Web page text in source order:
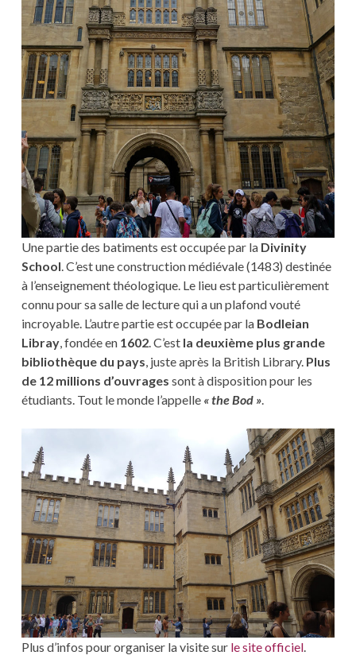
Une partie des batiments est occupée par la Divinity
School. C’est une construction médiévale (1483) destinée
à l’enseignement théologique. Le lieu est particulièrement
connu pour sa salle de lecture qui a un plafond vouté
incroyable. L’autre partie est occupée par la Bodleian
Libray, fondée en 1602. C’est la deuxième plus grande
bibliothèque du pays, juste après la British Library. Plus
de 12 millions d’ouvrages sont à disposition pour les
étudiants. Tout le monde l’appelle « the Bod ».
Plus d’infos pour organiser la visite sur le site officiel.